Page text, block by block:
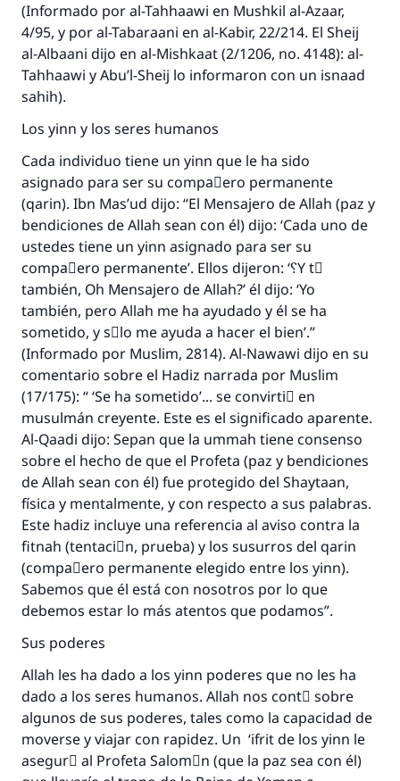
(Informado por al-Tahhaawi en Mushkil al-Azaar,
4/95, y por al-Tabaraani en al-Kabir, 22/214. El Sheij
al-Albaani dijo en al-Mishkaat (2/1206, no. 4148): al-
Tahhaawi y Abu’l-Sheij lo informaron con un isnaad
sahih).
Los yinn y los seres humanos
Cada individuo tiene un yinn que le ha sido
asignado para ser su compaٌero permanente
(qarin). Ibn Mas’ud dijo: “El Mensajero de Allah (paz y
bendiciones de Allah sean con él) dijo: ‘Cada uno de
ustedes tiene un yinn asignado para ser su
compaٌero permanente’. Ellos dijeron: ‘؟Y tْ
también, Oh Mensajero de Allah?’ él dijo: ‘Yo
también, pero Allah me ha ayudado y él se ha
sometido, y sَlo me ayuda a hacer el bien’.”
(Informado por Muslim, 2814). Al-Nawawi dijo en su
comentario sobre el Hadiz narrada por Muslim
(17/175): “ ‘Se ha sometido’... se convirtiَ en
musulmán creyente. Este es el significado aparente.
Al-Qaadi dijo: Sepan que la ummah tiene consenso
sobre el hecho de que el Profeta (paz y bendiciones
de Allah sean con él) fue protegido del Shaytaan,
física y mentalmente, y con respecto a sus palabras.
Este hadiz incluye una referencia al aviso contra la
fitnah (tentaciَn, prueba) y los susurros del qarin
(compaٌero permanente elegido entre los yinn).
Sabemos que él está con nosotros por lo que
debemos estar lo más atentos que podamos”.
Sus poderes
Allah les ha dado a los yinn poderes que no les ha
dado a los seres humanos. Allah nos contَ sobre
algunos de sus poderes, tales como la capacidad de
moverse y viajar con rapidez. Un ‘ifrit de los yinn le
asegurَ al Profeta Salomَn (que la paz sea con él)